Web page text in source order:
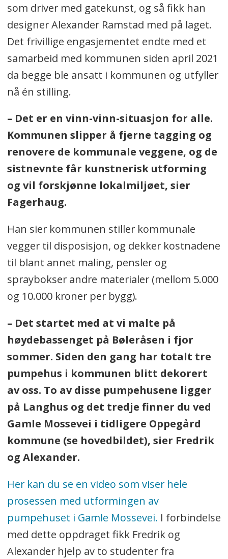
som driver med gatekunst, og så fikk han
designer Alexander Ramstad med på laget.
Det frivillige engasjementet endte med et
samarbeid med kommunen siden april 2021
da begge ble ansatt i kommunen og utfyller
nå én stilling.
– Det er en vinn-vinn-situasjon for alle.
Kommunen slipper å fjerne tagging og
renovere de kommunale veggene, og de
sistnevnte får kunstnerisk utforming
og vil forskjønne lokalmiljøet, sier
Fagerhaug.
Han sier kommunen stiller kommunale
vegger til disposisjon, og dekker kostnadene
til blant annet maling, pensler og
spraybokser andre materialer (mellom 5.000
og 10.000 kroner per bygg).
– Det startet med at vi malte på
høydebassenget på Bøleråsen i fjor
sommer. Siden den gang har totalt tre
pumpehus i kommunen blitt dekorert
av oss. To av disse pumpehusene ligger
på Langhus og det tredje finner du ved
Gamle Mossevei i tidligere Oppegård
kommune (se hovedbildet), sier Fredrik
og Alexander.
Her kan du se en video som viser hele
prosessen med utformingen av
pumpehuset i Gamle Mossevei. I forbindelse
med dette oppdraget fikk Fredrik og
Alexander hjelp av to studenter fra